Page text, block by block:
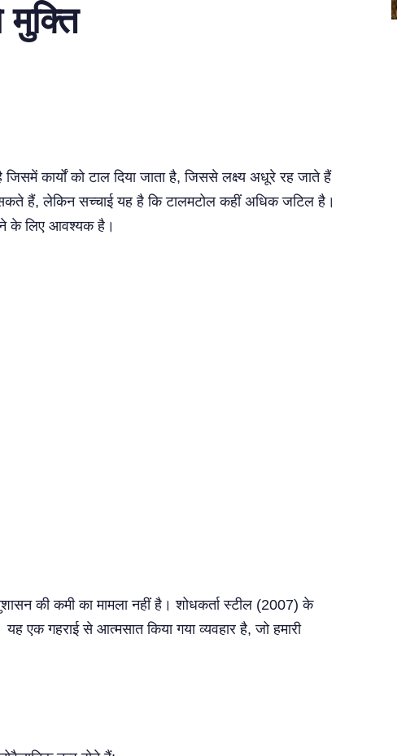
कार्यों को टाल दिया जाता है, जिससे लक्ष्य अधूरे रह जाते हैं
हैं, लेकिन सच्चाई यह है कि टालमटोल कहीं अधिक जटिल है।
के लिए आवश्यक है।
की कमी का मामला नहीं है। शोधकर्ता स्टील (2007) के
एक गहराई से आत्मसात किया गया व्यवहार है, जो हमारी